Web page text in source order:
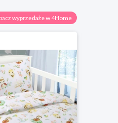
wyprzedaże w 4Home